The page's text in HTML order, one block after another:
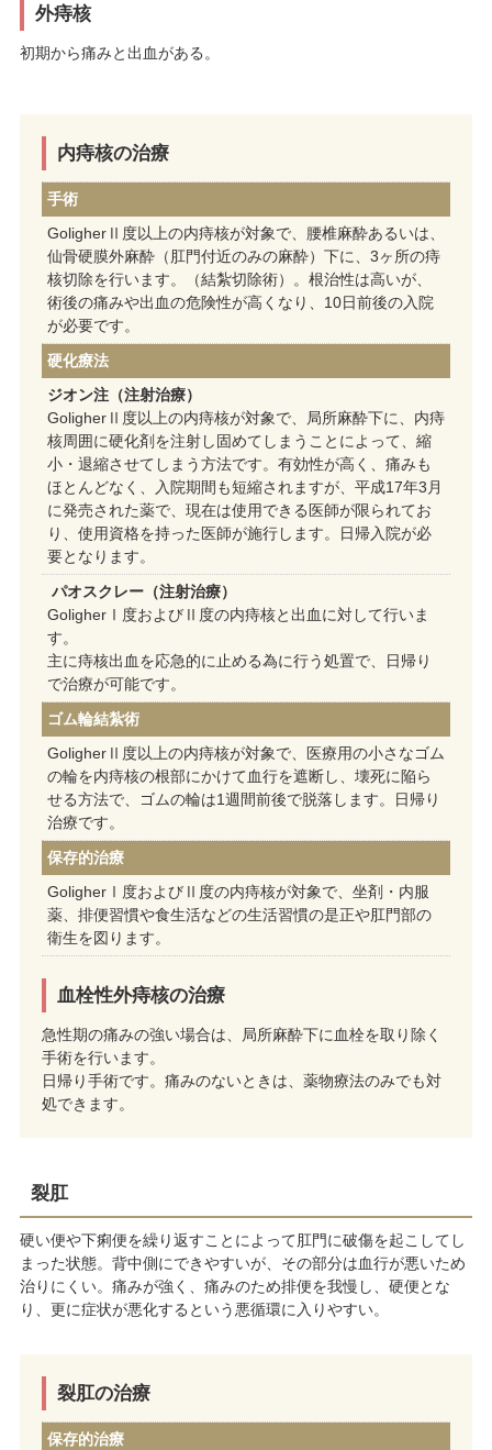
外痔核
初期から痛みと出血がある。
内痔核の治療
手術
GoligherⅡ度以上の内痔核が対象で、腰椎麻酔あるいは、
仙骨硬膜外麻酔（肛門付近のみの麻酔）下に、3ヶ所の痔
核切除を行います。（結紮切除術）。根治性は高いが、
術後の痛みや出血の危険性が高くなり、10日前後の入院
が必要です。
硬化療法
ジオン注（注射治療）
GoligherⅡ度以上の内痔核が対象で、局所麻酔下に、内痔
核周囲に硬化剤を注射し固めてしまうことによって、縮
小・退縮させてしまう方法です。有効性が高く、痛みも
ほとんどなく、入院期間も短縮されますが、平成17年3月
に発売された薬で、現在は使用できる医師が限られてお
り、使用資格を持った医師が施行します。日帰入院が必
要となります。
パオスクレー（注射治療）
GoligherⅠ度およびⅡ度の内痔核と出血に対して行いま
す。
主に痔核出血を応急的に止める為に行う処置で、日帰り
で治療が可能です。
ゴム輪結紮術
GoligherⅡ度以上の内痔核が対象で、医療用の小さなゴム
の輪を内痔核の根部にかけて血行を遮断し、壊死に陥ら
せる方法で、ゴムの輪は1週間前後で脱落します。日帰り
治療です。
保存的治療
GoligherⅠ度およびⅡ度の内痔核が対象で、坐剤・内服
薬、排便習慣や食生活などの生活習慣の是正や肛門部の
衛生を図ります。
血栓性外痔核の治療
急性期の痛みの強い場合は、局所麻酔下に血栓を取り除く
手術を行います。
日帰り手術です。痛みのないときは、薬物療法のみでも対
処できます。
裂肛
硬い便や下痢便を繰り返すことによって肛門に破傷を起こしてし
まった状態。背中側にできやすいが、その部分は血行が悪いため
治りにくい。痛みが強く、痛みのため排便を我慢し、硬便とな
り、更に症状が悪化するという悪循環に入りやすい。
裂肛の治療
保存的治療